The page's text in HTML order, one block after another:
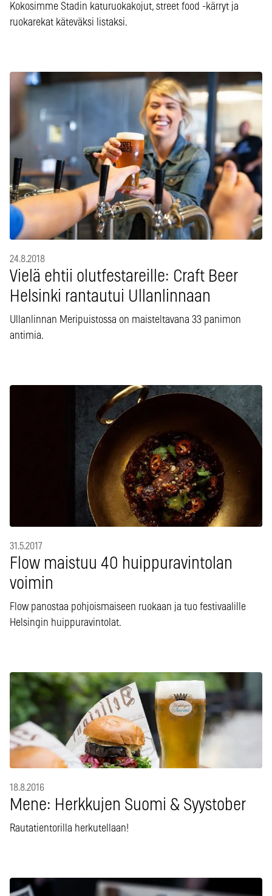
Kokosimme Stadin katuruokakojut, street food -kärryt ja
ruokarekat käteväksi listaksi.
24.8.2018
Vielä ehtii olutfestareille: Craft Beer
Helsinki rantautui Ullanlinnaan
Ullanlinnan Meripuistossa on maisteltavana 33 panimon
antimia.
31.5.2017
Flow maistuu 40 huippuravintolan
voimin
Flow panostaa pohjoismaiseen ruokaan ja tuo festivaalille
Helsingin huippuravintolat.
18.8.2016
Mene: Herkkujen Suomi & Syystober
Rautatientorilla herkutellaan!